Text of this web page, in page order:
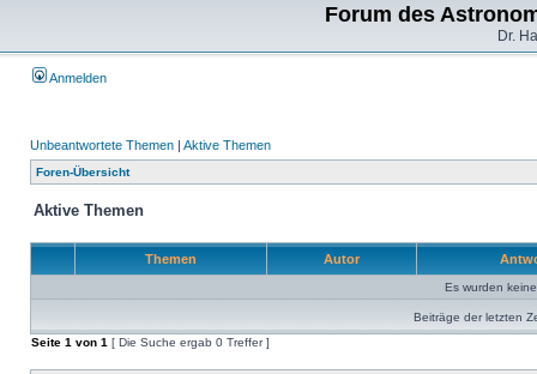
Forum des
Dr.
Anmelden
Unbeantwortete Themen | Aktive Themen
Foren-Übersicht
Aktive Themen
Themen Autor
Es wurden
Beiträge der letzten
Seite 1 von 1 [ Die Suche ergab 0 Treffer ]